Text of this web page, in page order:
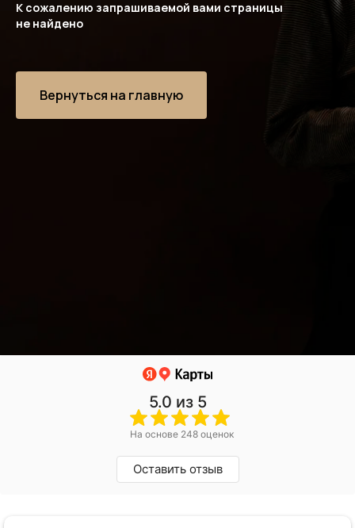
К сожалению запрашиваемой вами страницы
не найдено
Вернуться на главную
5.0 из 5
На основе 248 оценок
Оставить отзыв